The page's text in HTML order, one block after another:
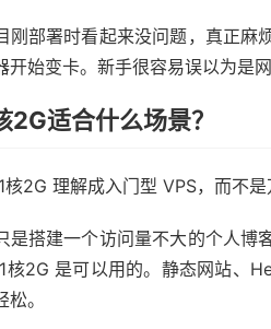
刚部署时看起来没问题，真正麻
开始变卡。新手很容易误以为是
2G适合什么场景？
核2G 理解成入门型 VPS，而不
是搭建一个访问量不大的个人博
核2G 是可以用的。静态网站、
。